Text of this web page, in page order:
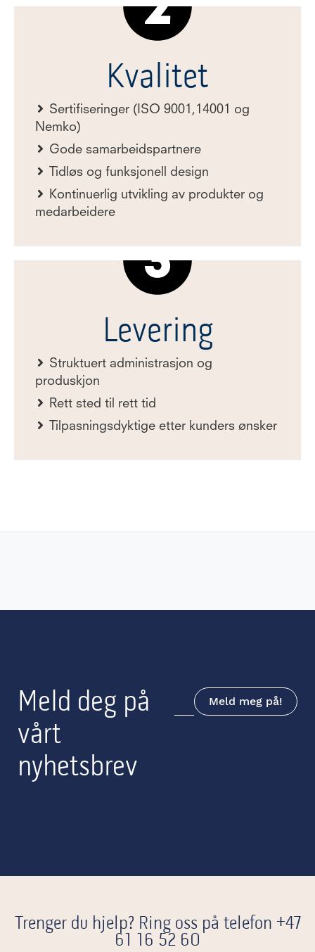
Kvalitet
Sertifiseringer (ISO 9001,14001 og
Nemko)
Gode samarbeidspartnere
Tidløs og funksjonell design
Kontinuerlig utvikling av produkter og
medarbeidere
Levering
Struktuert administrasjon og
produskjon
Rett sted til rett tid
Tilpasningsdyktige etter kunders ønsker
Meld deg på
vårt
nyhetsbrev
Meld meg på!
Trenger du hjelp? Ring oss på telefon +47
61 16 52 60